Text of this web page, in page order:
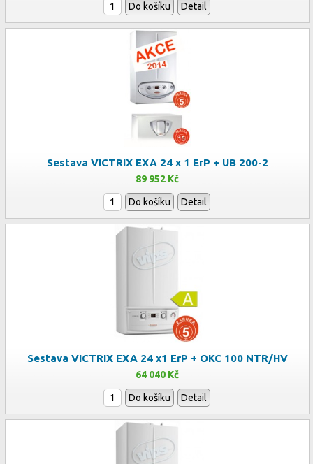
Do košíku Detail
Sestava VICTRIX EXA 24 x 1 ErP + UB 200-2
89 952 Kč
Do košíku Detail
Sestava VICTRIX EXA 24 x1 ErP + OKC 100 NTR/HV
64 040 Kč
Do košíku Detail